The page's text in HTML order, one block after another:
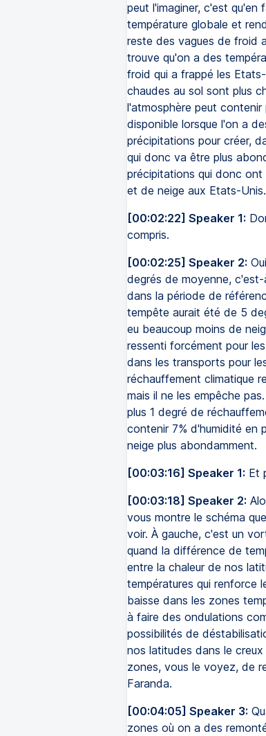
peut l'imaginer, c'est
température globale et
reste des vagues de froid
trouve qu'on a des
froid qui a frappé les
chaudes au sol sont plus
l'atmosphère peut
disponible lorsque l'on a
précipitations pour créer,
qui donc va être plus
précipitations qui donc
et de neige aux Etats-Unis.
[00:02:22] Speaker 1:
compris.
[00:02:25] Speaker 2:
degrés de moyenne,
dans la période de
tempête aurait été de 5
eu beaucoup moins de
ressenti forcément pour
dans les transports pour
réchauffement climatique
mais il ne les empêche
plus 1 degré de
contenir 7% d'humidité en
neige plus abondamment.
[00:03:16] Speaker 1: Et
[00:03:18] Speaker 2:
vous montre le schéma
voir. À gauche, c'est un
quand la différence de
entre la chaleur de nos
températures qui renforce
baisse dans les zones
à faire des ondulations
possibilités de
nos latitudes dans le
zones, vous le voyez, de
Faranda.
[00:04:05] Speaker 3:
zones où on a des